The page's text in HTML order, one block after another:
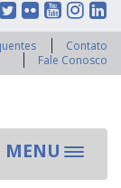
Contato
Fale Conosco
MENU
Toggle